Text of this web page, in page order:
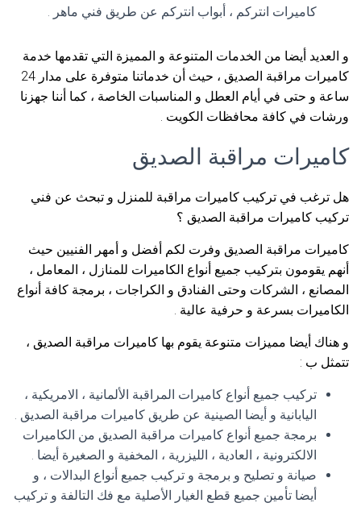
كاميرات انتركم ، أبواب انتركم عن طريق فني ماهر .
و العديد أيضا من الخدمات المتنوعة و المميزة التي تقدمها خدمة
كاميرات مراقبة الصديق ، حيث أن خدماتنا متوفرة على مدار 24
ساعة و حتى في أيام العطل و المناسبات الخاصة ، كما أننا جهزنا
ورشات في كافة محافظات الكويت .
كاميرات مراقبة الصديق
هل ترغب في تركيب كاميرات مراقبة للمنزل و تبحث عن فني
تركيب كاميرات مراقبة الصديق ؟
كاميرات مراقبة الصديق وفرت لكم أفضل و أمهر الفنيين حيث
أنهم يقومون بتركيب جميع أنواع الكاميرات للمنازل ، المعامل ،
المصانع ، الشركات وحتى الفنادق و الكراجات ، برمجة كافة أنواع
الكاميرات بسرعة و حرفية عالية .
و هناك أيضا مميزات متنوعة يقوم بها كاميرات مراقبة الصديق ،
تتمثل ب :
تركيب جميع أنواع كاميرات المراقبة الألمانية ، الامريكية ،
اليابانية و أيضا الصينية عن طريق كاميرات مراقبة الصديق .
برمجة جميع أنواع كاميرات مراقبة الصديق من الكاميرات
الالكترونية ، العادية ، الليزرية ، المخفية و الصغيرة أيضا .
صيانة و تصليح و برمجة و تركيب جميع أنواع البدالات ، و
أيضا تأمين جميع قطع الغيار الأصلية مع فك التالفة و تركيب